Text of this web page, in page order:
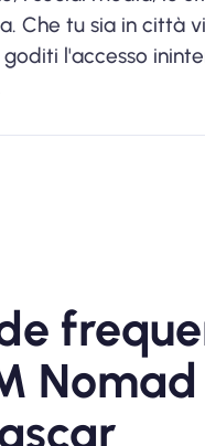
Che tu sia in città
l'accesso
Nomad